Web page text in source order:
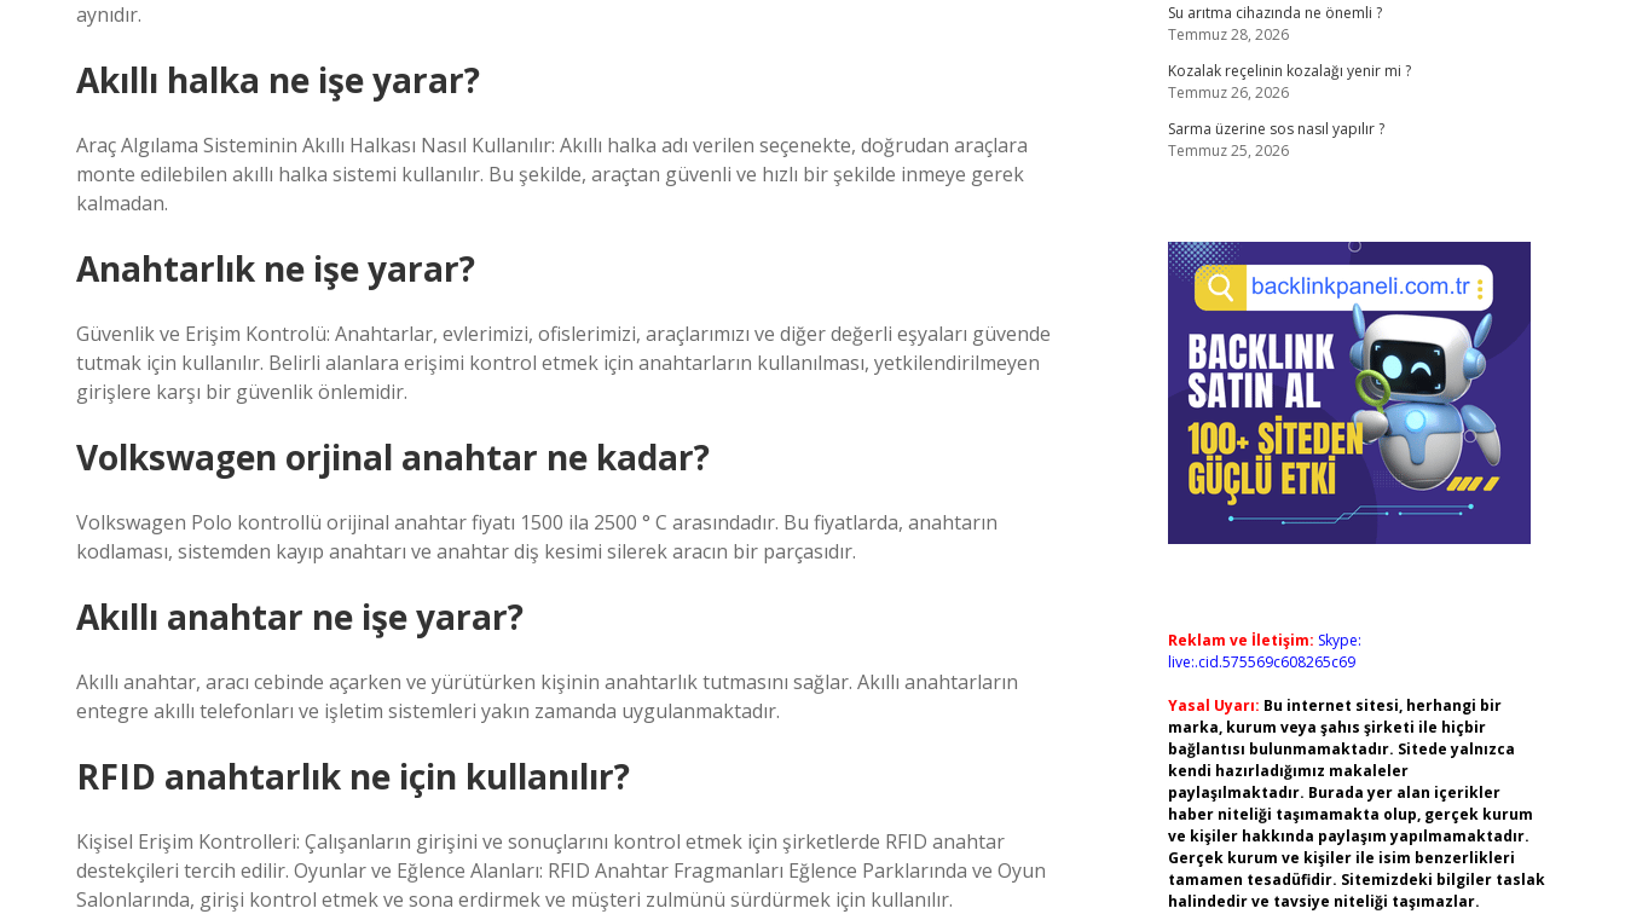
aynıdır.
Akıllı halka ne işe yarar?
Araç Algılama Sisteminin Akıllı Halkası Nasıl Kullanılır: Akıllı halka adı verilen seçenekte, doğrudan araçlara
monte edilebilen akıllı halka sistemi kullanılır. Bu şekilde, araçtan güvenli ve hızlı bir şekilde inmeye gerek
kalmadan.
Anahtarlık ne işe yarar?
Güvenlik ve Erişim Kontrolü: Anahtarlar, evlerimizi, ofislerimizi, araçlarımızı ve diğer değerli eşyaları güvende
tutmak için kullanılır. Belirli alanlara erişimi kontrol etmek için anahtarların kullanılması, yetkilendirilmeyen
girişlere karşı bir güvenlik önlemidir.
Volkswagen orjinal anahtar ne kadar?
Volkswagen Polo kontrollü orijinal anahtar fiyatı 1500 ila 2500 ° C arasındadır. Bu fiyatlarda, anahtarın
kodlaması, sistemden kayıp anahtarı ve anahtar diş kesimi silerek aracın bir parçasıdır.
Akıllı anahtar ne işe yarar?
Akıllı anahtar, aracı cebinde açarken ve yürütürken kişinin anahtarlık tutmasını sağlar. Akıllı anahtarların
entegre akıllı telefonları ve işletim sistemleri yakın zamanda uygulanmaktadır.
RFID anahtarlık ne için kullanılır?
Kişisel Erişim Kontrolleri: Çalışanların girişini ve sonuçlarını kontrol etmek için şirketlerde RFID anahtar
destekçileri tercih edilir. Oyunlar ve Eğlence Alanları: RFID Anahtar Fragmanları Eğlence Parklarında ve Oyun
Salonlarında, girişi kontrol etmek ve sona erdirmek ve müşteri zulmünü sürdürmek için kullanılır.
Su arıtma cihazında ne önemli ?
Temmuz 28, 2026
Kozalak reçelinin kozalağı yenir mi ?
Temmuz 26, 2026
Sarma üzerine sos nasıl yapılır ?
Temmuz 25, 2026
Reklam ve İletişim: Skype:
live:.cid.575569c608265c69
Yasal Uyarı: Bu internet sitesi, herhangi bir
marka, kurum veya şahıs şirketi ile hiçbir
bağlantısı bulunmamaktadır. Sitede yalnızca
kendi hazırladığımız makaleler
paylaşılmaktadır. Burada yer alan içerikler
haber niteliği taşımamakta olup, gerçek kurum
ve kişiler hakkında paylaşım yapılmamaktadır.
Gerçek kurum ve kişiler ile isim benzerlikleri
tamamen tesadüfidir. Sitemizdeki bilgiler taslak
halindedir ve tavsiye niteliği taşımazlar.